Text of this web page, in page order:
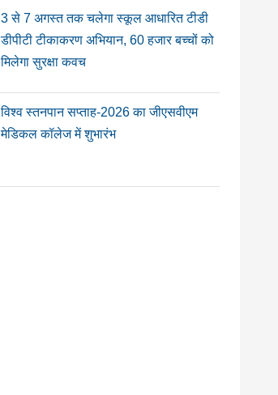
3 से 7 अगस्त तक चलेगा स्कूल आधारित टीडी
डीपीटी टीकाकरण अभियान, 60 हजार बच्चों को
मिलेगा सुरक्षा कवच
विश्व स्तनपान सप्ताह-2026 का जीएसवीएम
मेडिकल कॉलेज में शुभारंभ